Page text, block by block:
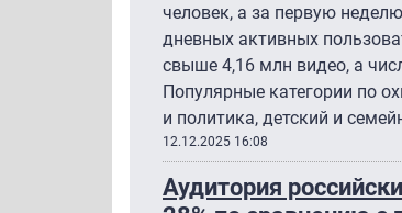
человек, а за первую
дневных активных
свыше 4,16 млн видео, а
Популярные категории по
и политика, детский и
12.12.2025 16:08
Аудитория